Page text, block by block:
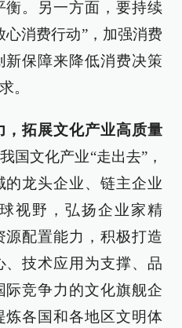
。另一方面，要持续
消费行动”，加强消费
保障来降低消费决策
。
拓展文化产业高质量
国文化产业“走出去”，
龙头企业、链主企业
视野，弘扬企业家精
配置能力，积极打造
技术应用为支撑、品
竞争力的文化旗舰企
炼各国和各地区文明体